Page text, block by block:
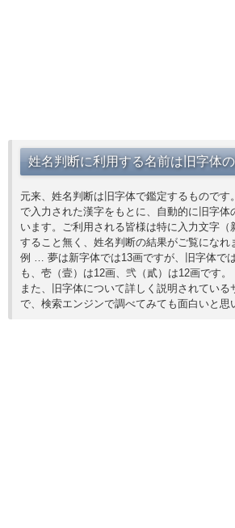
姓名判断に利用する名前は旧字体
元来、姓名判断は旧字体で鑑定するものです
で入力された漢字をもとに、自動的に旧字体
います。ご利用される皆様は特に入力文字（
すること無く、姓名判断の結果がご覧になれ
例 … 夢は新字体では13画ですが、旧字体で
も、壱（壹）は12画、弐（貳）は12画です。
また、旧字体について詳しく説明されてい
で、検索エンジンで調べてみても面白いと思